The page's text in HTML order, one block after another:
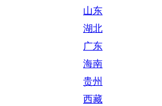
山东
湖北
广东
海南
贵州
西藏